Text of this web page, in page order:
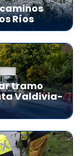
Ríos
tramo
Valdivia-